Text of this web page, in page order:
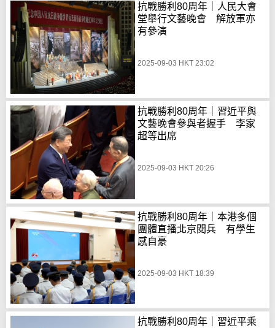
抗戰勝利80周年｜人民大會
堂舉行文藝晚會 解放軍亦
有參演
2025-09-03 HKT 23:02
抗戰勝利80周年｜習近平與
文藝晚會參與者握手 李家
超等出席
2025-09-03 HKT 20:26
抗戰勝利80周年｜本港多個
團體直播北京閱兵 有學生
感自豪
2025-09-03 HKT 18:39
抗戰勝利80周年｜習近平乘